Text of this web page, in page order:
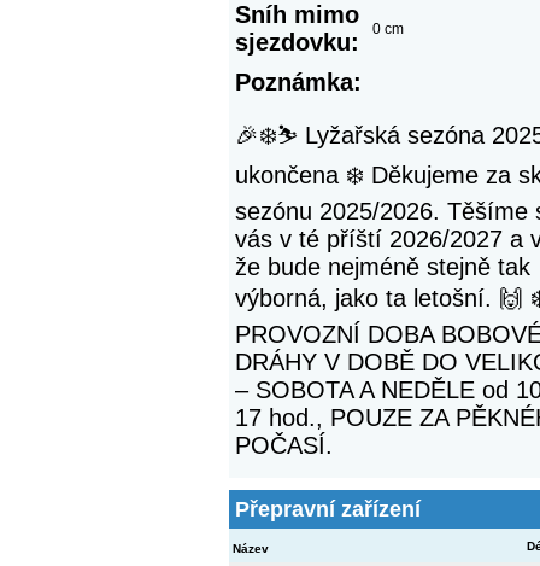
Sníh mimo
sjezdovku:
0 cm
Poznámka:
🎉❄️⛷️ Lyžařská sezóna
ukončena ❄️ Děkujeme za
sezónu 2025/2026. Těšíme
vás v té příští 2026/2027 a
že bude nejméně stejně tak
výborná, jako ta letošní. 🙌
PROVOZNÍ DOBA
DRÁHY V DOBĚ DO
– SOBOTA A NEDĚLE od
17 hod., POUZE ZA
POČASÍ.
Přepravní zařízení
Název